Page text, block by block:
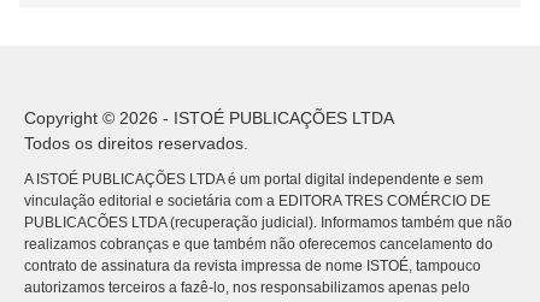
Copyright © 2026 - ISTOÉ PUBLICAÇÕES LTDA
Todos os direitos reservados.
A ISTOÉ PUBLICAÇÕES LTDA é um portal digital independente e sem
vinculação editorial e societária com a EDITORA TRES COMÉRCIO DE
PUBLICACÕES LTDA (recuperação judicial). Informamos também que não
realizamos cobranças e que também não oferecemos cancelamento do
contrato de assinatura da revista impressa de nome ISTOÉ, tampouco
autorizamos terceiros a fazê-lo, nos responsabilizamos apenas pelo